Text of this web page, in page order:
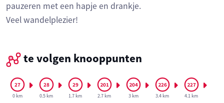
pauzeren met een hapje en drankje.
Veel wandelplezier!
te volgen knooppunten
0 km 0.5 km 1.7 km 2.7 km 3 km 3.4 km 4.1 km